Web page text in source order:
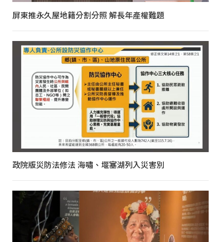
屏東推永久屋地籍分割分照 解長年產權難題
政院版災防法修法 海嘯、堰塞湖列入災害別